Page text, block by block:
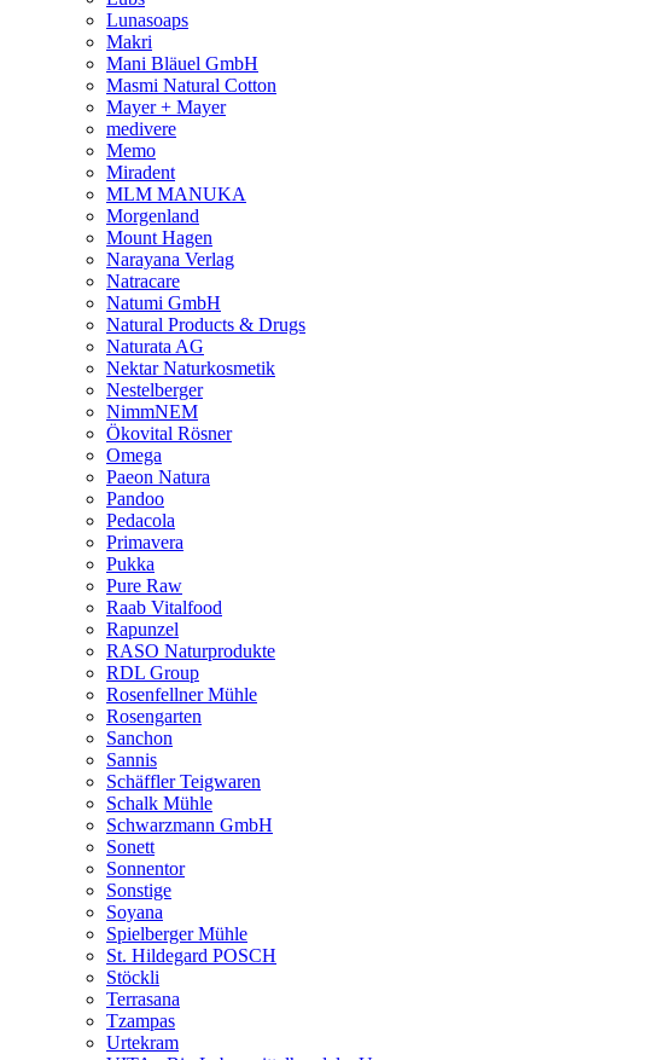
Lunasoaps
Makri
Mani Bläuel GmbH
Masmi Natural Cotton
Mayer + Mayer
medivere
Memo
Miradent
MLM MANUKA
Morgenland
Mount Hagen
Narayana Verlag
Natracare
Natumi GmbH
Natural Products & Drugs
Naturata AG
Nektar Naturkosmetik
Nestelberger
NimmNEM
Ökovital Rösner
Omega
Paeon Natura
Pandoo
Pedacola
Primavera
Pukka
Pure Raw
Raab Vitalfood
Rapunzel
RASO Naturprodukte
RDL Group
Rosenfellner Mühle
Rosengarten
Sanchon
Sannis
Schäffler Teigwaren
Schalk Mühle
Schwarzmann GmbH
Sonett
Sonnentor
Sonstige
Soyana
Spielberger Mühle
St. Hildegard POSCH
Stöckli
Terrasana
Tzampas
Urtekram